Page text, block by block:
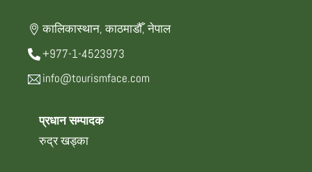
कालिकास्थान, काठमाडौँ, नेपाल
+977-1-4523973
info@tourismface.com
प्रधान सम्पादक
रुद्र खड्का